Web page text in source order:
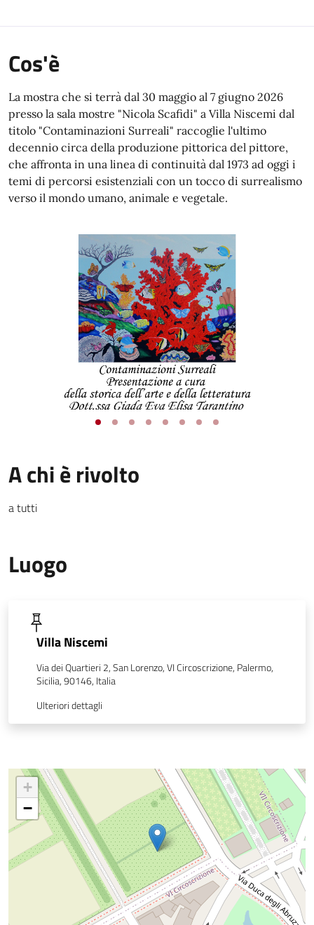
Cos'è
La mostra che si terrà dal 30 maggio al 7 giugno 2026
presso la sala mostre "Nicola Scafidi" a Villa Niscemi dal
titolo "Contaminazioni Surreali" raccoglie l'ultimo
decennio circa della produzione pittorica del pittore,
che affronta in una linea di continuità dal 1973 ad oggi i
temi di percorsi esistenziali con un tocco di surrealismo
verso il mondo umano, animale e vegetale.
A chi è rivolto
a tutti
Luogo
Villa Niscemi
Via dei Quartieri 2, San Lorenzo, VI Circoscrizione, Palermo,
Sicilia, 90146, Italia
Ulteriori dettagli
+
−